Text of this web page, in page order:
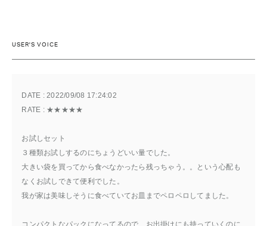
USER'S VOICE
お試しセット
DATE : 2022/09/08 17:24:02
RATE : ★★★★★
３種類お試しするのにちょうどいい量でした。
大きい袋を買ってから食べなかったら残っちゃう。。という心配も
なくお試しできて便利でした。
我が家は美味しそうに食べていてお皿までペロペロしてました。
コンパクトなパックになってるので、お出掛けにも持っていくのに